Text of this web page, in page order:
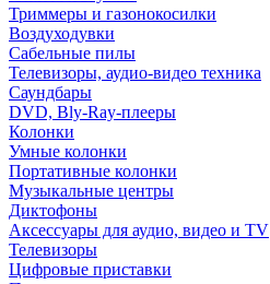
Триммеры и газонокосилки
Воздуходувки
Сабельные пилы
Телевизоры, аудио-видео техника
Саундбары
DVD, Bly-Ray-плееры
Колонки
Умные колонки
Портативные колонки
Музыкальные центры
Диктофоны
Аксессуары для аудио, видео и TV
Телевизоры
Цифровые приставки